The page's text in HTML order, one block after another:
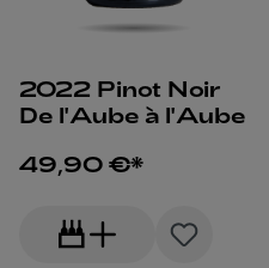
2022 Pinot Noir
De l'Aube à l'Aube
49,90 €*